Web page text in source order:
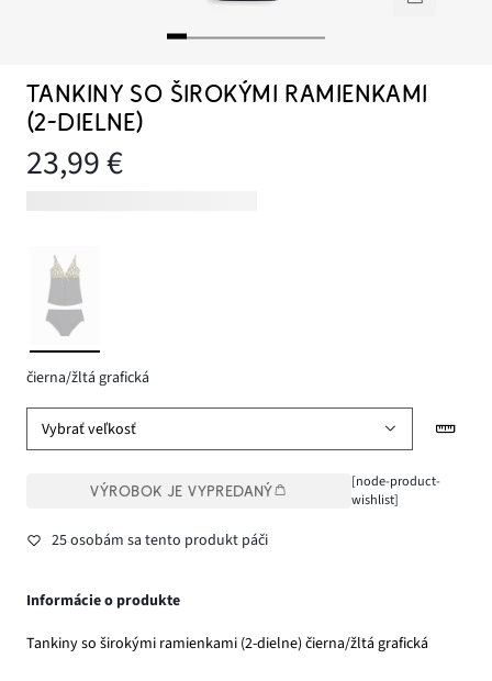
TANKINY SO ŠIROKÝMI RAMIENKAMI
(2-DIELNE)
23,99 €
čierna/žltá grafická
Vybrať veľkosť
VÝROBOK JE VYPREDANÝ
[node-product-
wishlist]
25 osobám sa tento produkt páči
Informácie o produkte
Tankiny so širokými ramienkami (2-dielne) čierna/žltá grafická